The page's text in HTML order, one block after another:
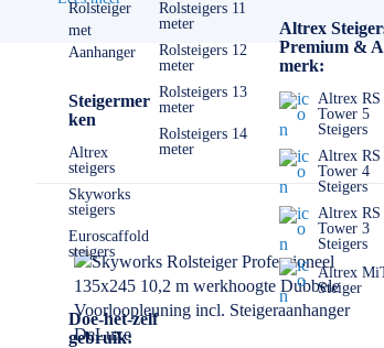
Rolsteiger
met
Aanhanger
Steigermer
ken
Altrex
steigers
Skyworks
steigers
Euroscaffold
steigers
Doe-het-zelf
gebruik:
Rolsteigers 11
meter
Rolsteigers 12
meter
Rolsteigers 13
meter
Rolsteigers 14
meter
Altrex
Premium &
merk:
Altrex RS
Tower 5
Steigers
Altrex RS
Tower 4
Steigers
Altrex RS
Tower 3
Steigers
Altrex
Steiger
✅ Volgende werkdag op locatie
✅ Meedenkende klantenservice
✅ Contact:
0511- 40 25 64, of mail